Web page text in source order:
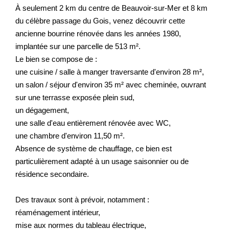
À seulement 2 km du centre de Beauvoir-sur-Mer et 8 km
du célèbre passage du Gois, venez découvrir cette
ancienne bourrine rénovée dans les années 1980,
implantée sur une parcelle de 513 m².
Le bien se compose de :
une cuisine / salle à manger traversante d'environ 28 m²,
un salon / séjour d'environ 35 m² avec cheminée, ouvrant
sur une terrasse exposée plein sud,
un dégagement,
une salle d'eau entièrement rénovée avec WC,
une chambre d'environ 11,50 m².
Absence de système de chauffage, ce bien est
particulièrement adapté à un usage saisonnier ou de
résidence secondaire.
Des travaux sont à prévoir, notamment :
réaménagement intérieur,
mise aux normes du tableau électrique,